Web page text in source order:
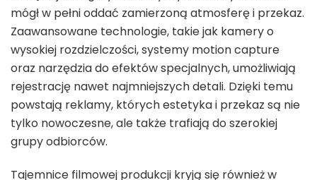
mógł w pełni oddać zamierzoną atmosferę i przekaz.
Zaawansowane technologie, takie jak kamery o
wysokiej rozdzielczości, systemy motion capture
oraz narzędzia do efektów specjalnych, umożliwiają
rejestrację nawet najmniejszych detali. Dzięki temu
powstają reklamy, których estetyka i przekaz są nie
tylko nowoczesne, ale także trafiają do szerokiej
grupy odbiorców.
Tajemnice filmowej produkcji kryją się również w